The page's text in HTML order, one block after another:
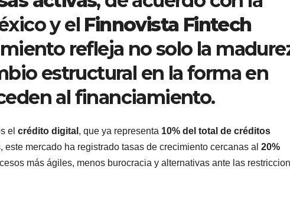
y el Finnovista Fintech
refleja no solo la
estructural en la forma en
al financiamiento.
el crédito digital , que ya representa 10% del total de créditos
este mercado ha registrado tasas de crecimiento cercanas al 20%
más ágiles, menos burocracia y alternativas ante las